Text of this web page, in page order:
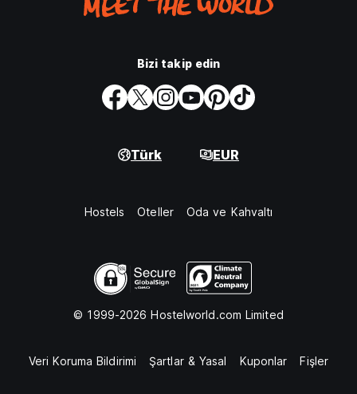
Bizi takip edin
Türk EUR
Hostels Oteller Oda ve Kahvaltı
© 1999-2026 Hostelworld.com Limited
Veri Koruma Bildirimi Şartlar & Yasal Kuponlar Fişler